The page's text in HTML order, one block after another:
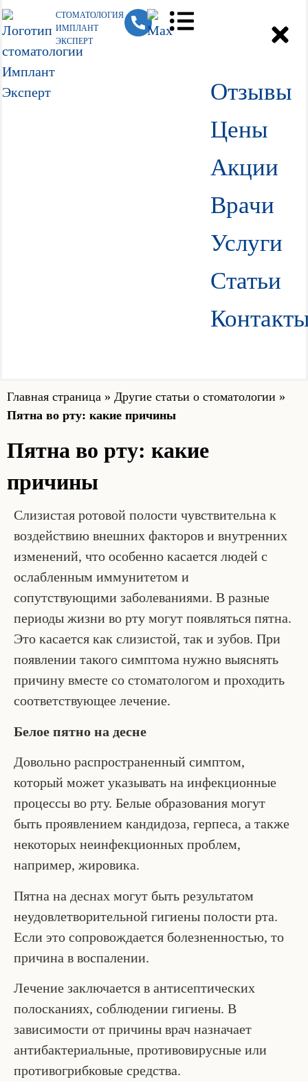
СТОМАТОЛОГИЯ
ИМПЛАНТ
ЭКСПЕРТ
Отзывы
Цены
Акции
Врачи
Услуги
Статьи
Главная страница » Другие статьи о стоматологии »
Пятна во рту: какие причины
Пятна во рту: какие
причины
Слизистая ротовой полости чувствительна к
воздействию внешних факторов и внутренних
изменений, что особенно касается людей с
ослабленным иммунитетом и
сопутствующими заболеваниями. В разные
периоды жизни во рту могут появляться пятна.
Это касается как слизистой, так и зубов. При
появлении такого симптома нужно выяснять
причину вместе со стоматологом и проходить
соответствующее лечение.
Белое пятно на десне
Довольно распространенный симптом,
который может указывать на инфекционные
процессы во рту. Белые образования могут
быть проявлением кандидоза, герпеса, а также
некоторых неинфекционных проблем,
например, жировика.
Пятна на деснах могут быть результатом
неудовлетворительной гигиены полости рта.
Если это сопровождается болезненностью, то
причина в воспалении.
Лечение заключается в антисептических
полосканиях, соблюдении гигиены. В
зависимости от причины врач назначает
антибактериальные, противовирусные или
противогрибковые средства.